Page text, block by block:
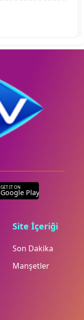
GET IT ON
Google Play
Site İçeriği
Son Dakika
Manşetler